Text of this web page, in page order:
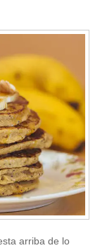
arriba de lo